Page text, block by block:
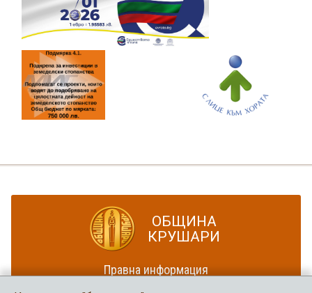
ОБЩИНА
КРУШАРИ
Правна информация